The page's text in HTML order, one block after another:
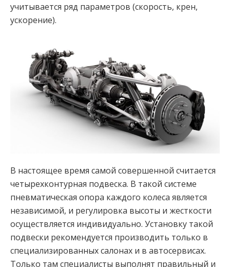
учитывается ряд параметров (скорость, крен,
ускорение).
В настоящее время самой совершенной считается
четырехконтурная подвеска. В такой системе
пневматическая опора каждого колеса является
независимой, и регулировка высоты и жесткости
осуществляется индивидуально. Установку такой
подвески рекомендуется производить только в
специализированных салонах и в автосервисах.
Только там специалисты выполнят правильный и